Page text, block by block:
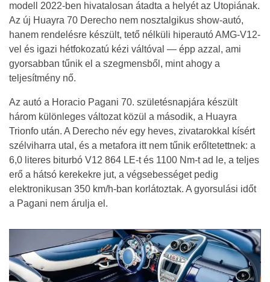
modell 2022-ben hivatalosan átadta a helyét az Utopiának.
Az új Huayra 70 Derecho nem nosztalgikus show-autó,
hanem rendelésre készült, tető nélküli hiperautó AMG-V12-
vel és igazi hétfokozatú kézi váltóval — épp azzal, ami
gyorsabban tűnik el a szegmensből, mint ahogy a
teljesítmény nő.
Az autó a Horacio Pagani 70. születésnapjára készült
három különleges változat közül a második, a Huayra
Trionfo után. A Derecho név egy heves, zivatarokkal kísért
szélviharra utal, és a metafora itt nem tűnik erőltetettnek: a
6,0 literes biturbó V12 864 LE-t és 1100 Nm-t ad le, a teljes
erő a hátsó kerekekre jut, a végsebességet pedig
elektronikusan 350 km/h-ban korlátoztak. A gyorsulási időt
a Pagani nem árulja el.